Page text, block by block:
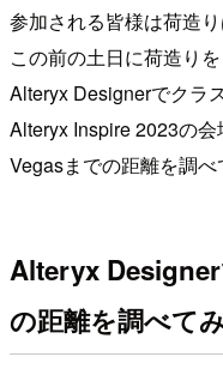
参加される皆様は荷造
この前の土日に荷造り
Alteryx Designerでクラ
Alteryx Inspire 2023の
Vegasまでの距離を調べ
Alteryx
の距離を調べて